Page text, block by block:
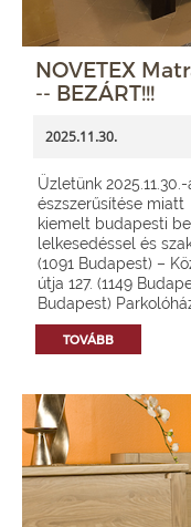
NOVETEX
-- BEZÁRT!!!
2025.11.30.
Üzletünk
észszerűsítése
kiemelt budapesti
lelkesedéssel és
(1091 Budapest) –
útja 127. (1149
Budapest)
TOVÁBB